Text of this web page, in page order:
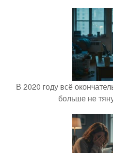
В 2020 году всё
больше не